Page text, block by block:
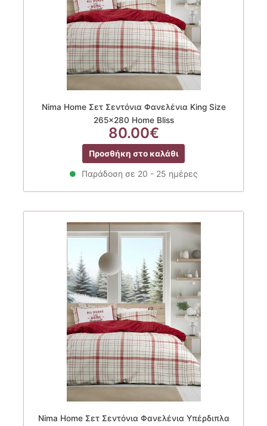
Nima Home Σετ Σεντόνια Φανελένια King Size
265×280 Home Bliss
80.00€
Προσθήκη στο καλάθι
Παράδοση σε 20 - 25 ημέρες
Nima Home Σετ Σεντόνια Φανελένια Υπέρδιπλα